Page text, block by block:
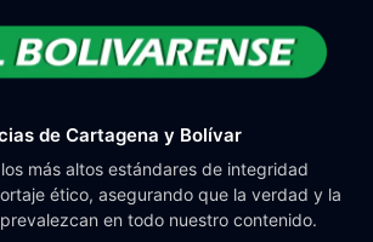
de Cartagena y Bolívar
más altos estándares de integridad
ético, asegurando que la verdad y la
en todo nuestro contenido.